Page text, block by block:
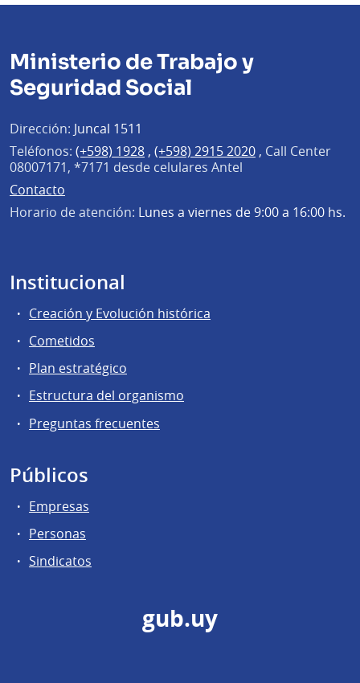
Ministerio de Trabajo y
Seguridad Social
Dirección: Juncal 1511
Teléfonos: (+598) 1928 , (+598) 2915 2020 , Call Center
08007171, *7171 desde celulares Antel
Contacto
Horario de atención: Lunes a viernes de 9:00 a 16:00 hs.
Institucional
Creación y Evolución histórica
Cometidos
Plan estratégico
Estructura del organismo
Preguntas frecuentes
Públicos
Empresas
Personas
Sindicatos
gub.uy